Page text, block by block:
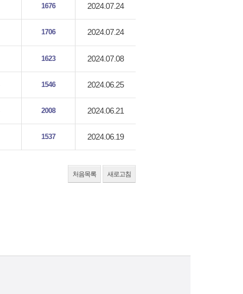
1676 2024.07.24
1706 2024.07.24
1623 2024.07.08
1546 2024.06.25
2008 2024.06.21
1537 2024.06.19
처음목록 새로고침